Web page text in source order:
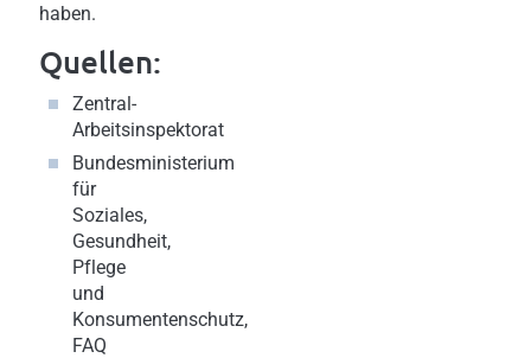
haben.
Quellen:
Zentral-
Arbeitsinspektorat
Bundesministerium
für
Soziales,
Gesundheit,
Pflege
und
Konsumentenschutz,
FAQ